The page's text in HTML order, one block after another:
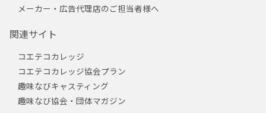
メーカー・広告代理店のご担当者様へ
関連サイト
コエテコカレッジ
コエテコカレッジ協会プラン
趣味なびキャスティング
趣味なび協会・団体マガジン